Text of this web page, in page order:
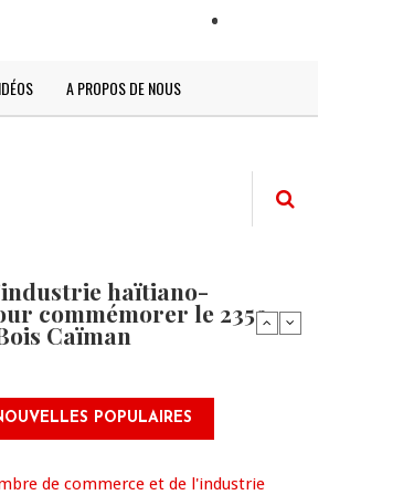
A PROPOS DE NOUS
haïtiano-
commémorer le 235e
Caïman
POPULAIRES